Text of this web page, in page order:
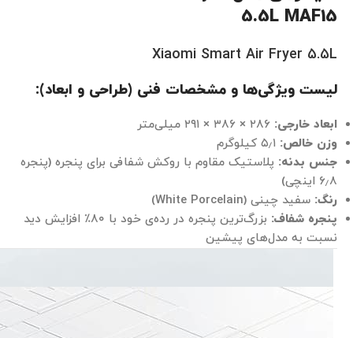
5.5L MAF15
Xiaomi Smart Air Fryer 5.5L
لیست ویژگی‌ها و مشخصات فنی (طراحی و ابعاد):
ابعاد خارجی:
وزن خالص:
جنس بدنه: پلاستیک مقاوم با روکش شفافی برای پنجره (پنجره
۶٫۸ اینچی)
رنگ: سفید چینی (White Porcelain)
پنجره شفاف:
بزرگ‌ترین پنجره در رده‌ی خود با ۸۰٪ افزایش دید
نسبت به مدل‌های پیشین